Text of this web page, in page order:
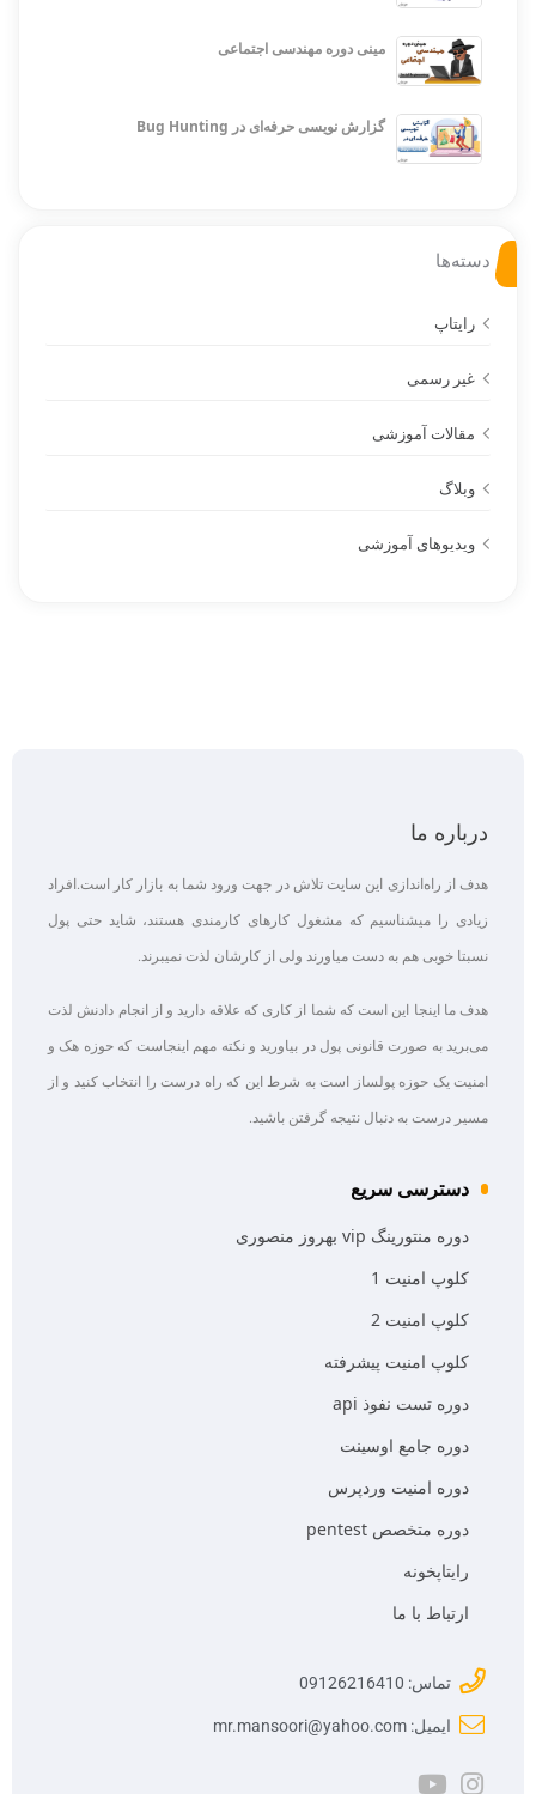
مینی دوره مهندسی اجتماعی
گزارش نویسی حرفه‌ای در Bug Hunting
دسته‌ها
رایتاپ
غیر رسمی
مقالات آموزشی
وبلاگ
ویدیوهای آموزشی
درباره ما
هدف از راه‌اندازی این سایت تلاش در جهت ورود شما به بازار کار است.افراد
زیادی را میشناسیم که مشغول کارهای کارمندی هستند، شاید حتی پول
نسبتا خوبی هم به دست میاورند ولی از کارشان لذت نمیبرند.
هدف ما اینجا این است که شما از کاری که علاقه‌ دارید و از انجام دادنش لذت
می‌برید به صورت قانونی پول در بیاورید و نکته مهم اینجاست که حوزه هک و
امنیت یک حوزه پولساز است به شرط این که راه درست را انتخاب کنید و از
مسیر درست به دنبال نتیجه گرفتن باشید.
دسترسی سریع
دوره منتورینگ vip بهروز منصوری
کلوپ امنیت 1
کلوپ امنیت 2
کلوپ امنیت پیشرفته
دوره تست نفوذ api
دوره جامع اوسینت
دوره امنیت وردپرس
دوره متخصص pentest
رایتاپخونه
ارتباط با ما
تماس: 09126216410
ایمیل: mr.mansoori@yahoo.com